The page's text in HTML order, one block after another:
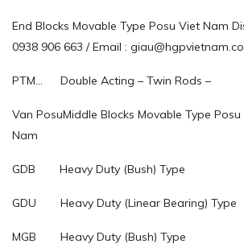
End Blocks Movable Type Posu Viet Nam
0938 906 663 / Email :
PTM… Double Acting – Twin Rods –
Van PosuMiddle Blocks Movable Type
Nam
GDB Heavy Duty (Bush) Type
GDU Heavy Duty (Linear Bearing) Type
MGB Heavy Duty (Bush) Type